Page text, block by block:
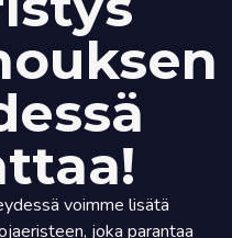
voimme lisätä
joka parantaa